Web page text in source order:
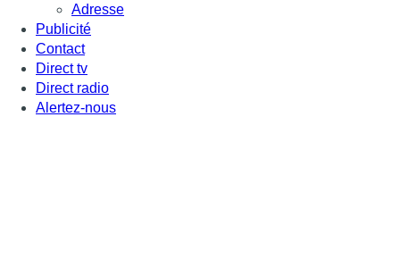
Adresse
Publicité
Contact
Direct tv
Direct radio
Alertez-nous